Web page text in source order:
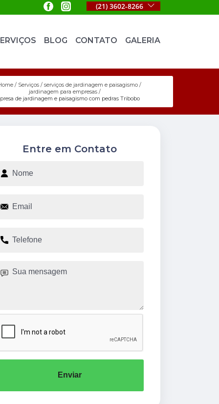
(21) 3602-8266
BLOG CONTATO GALERIA
Serviços
serviços de jardinagem e paisagismo
jardinagem para empresas
de jardinagem e paisagismo com pedras Tribobo
Entre em Contato
Enviar